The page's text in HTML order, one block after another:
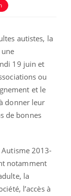
autistes, la
19 juin et
ou
et le
donner leur
de bonnes
Autisme 2013-
notamment
la
l’accès à